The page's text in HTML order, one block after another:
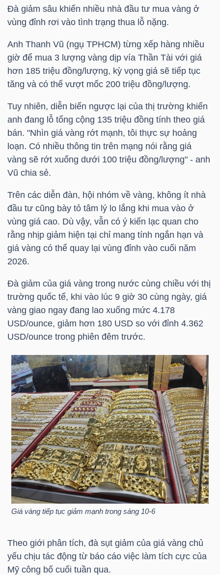
Đà giảm sâu khiến nhiều nhà đầu tư mua vàng ở
vùng đỉnh rơi vào tình trạng thua lỗ nặng.
Anh Thanh Vũ (ngụ TPHCM) từng xếp hàng nhiều
giờ để mua 3 lượng vàng dịp vía Thần Tài với giá
hơn 185 triệu đồng/lượng, kỳ vọng giá sẽ tiếp tục
tăng và có thể vượt mốc 200 triệu đồng/lượng.
Tuy nhiên, diễn biến ngược lại của thị trường khiến
anh đang lỗ tổng cộng 135 triệu đồng tính theo giá
bán. "Nhìn giá vàng rớt mạnh, tôi thực sự hoảng
loạn. Có nhiều thông tin trên mạng nói rằng giá
vàng sẽ rớt xuống dưới 100 triệu đồng/lượng" - anh
Vũ chia sẻ.
Trên các diễn đàn, hội nhóm về vàng, không ít nhà
đầu tư cũng bày tỏ tâm lý lo lắng khi mua vào ở
vùng giá cao. Dù vậy, vẫn có ý kiến lạc quan cho
rằng nhịp giảm hiện tại chỉ mang tính ngắn hạn và
giá vàng có thể quay lại vùng đỉnh vào cuối năm
2026.
Đà giảm của giá vàng trong nước cùng chiều với thị
trường quốc tế, khi vào lúc 9 giờ 30 cùng ngày, giá
vàng giao ngay đang lao xuống mức 4.178
USD/ounce, giảm hơn 180 USD so với đỉnh 4.362
USD/ounce trong phiên đêm trước.
Giá vàng tiếp tục giảm mạnh trong sáng 10-6
Theo giới phân tích, đà sụt giảm của giá vàng chủ
yếu chịu tác động từ báo cáo việc làm tích cực của
Mỹ công bố cuối tuần qua.
KINH
THẾ
DƯƠNG
TÀI
CHÍNH
CÁ
NHÂN
PHÂN
TÍCH
VIETSTOCKFINANCE
VĨ
MÔ
NGÀNH
DOANH
NGHIỆP
PHIẾU